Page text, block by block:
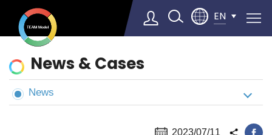
EN
▼
News
&
Cases
News & Cases
News
2023/07/11